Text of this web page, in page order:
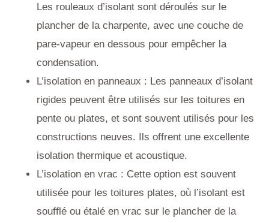
Les rouleaux d’isolant sont déroulés sur le
plancher de la charpente, avec une couche de
pare-vapeur en dessous pour empêcher la
condensation.
L’isolation en panneaux : Les panneaux d’isolant
rigides peuvent être utilisés sur les toitures en
pente ou plates, et sont souvent utilisés pour les
constructions neuves. Ils offrent une excellente
isolation thermique et acoustique.
L’isolation en vrac : Cette option est souvent
utilisée pour les toitures plates, où l’isolant est
soufflé ou étalé en vrac sur le plancher de la